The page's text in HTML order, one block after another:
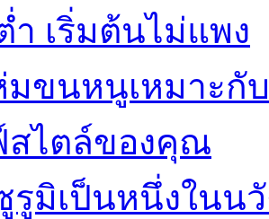
ำ เริ่มต้นไม่แพง
มขนหนูเหมาะกั
สไตล์ของคุณ
รูมิเป็นหนึ่งในน